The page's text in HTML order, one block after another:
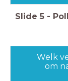
Slide 5 - Poll
Welk
om